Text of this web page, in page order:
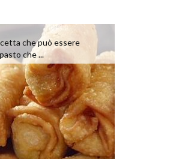
che può essere
che ...